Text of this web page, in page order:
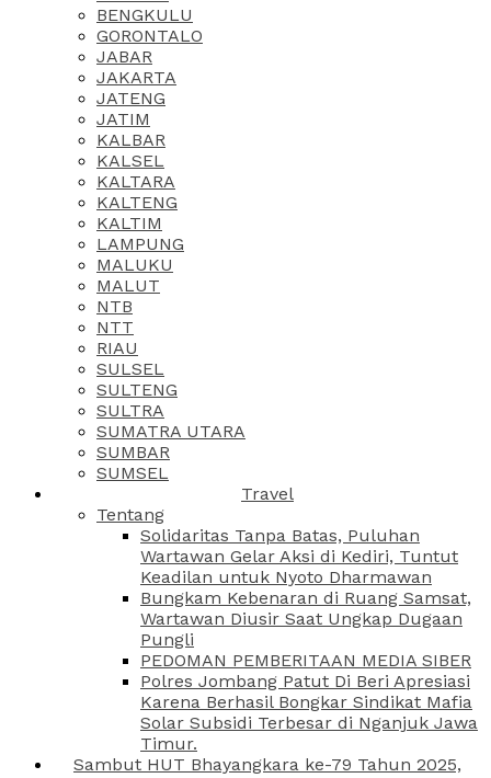
BENGKULU
GORONTALO
JABAR
JAKARTA
JATENG
JATIM
KALBAR
KALSEL
KALTARA
KALTENG
KALTIM
LAMPUNG
MALUKU
MALUT
NTB
NTT
RIAU
SULSEL
SULTENG
SULTRA
SUMATRA UTARA
SUMBAR
SUMSEL
Travel
Tentang
Solidaritas Tanpa Batas, Puluhan
Wartawan Gelar Aksi di Kediri, Tuntut
Keadilan untuk Nyoto Dharmawan
Bungkam Kebenaran di Ruang Samsat,
Wartawan Diusir Saat Ungkap Dugaan
Pungli
PEDOMAN PEMBERITAAN MEDIA SIBER
Polres Jombang Patut Di Beri Apresiasi
Karena Berhasil Bongkar Sindikat Mafia
Solar Subsidi Terbesar di Nganjuk Jawa
Timur.
Sambut HUT Bhayangkara ke-79 Tahun 2025,